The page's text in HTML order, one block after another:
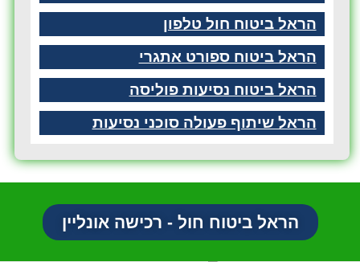
הראל ביטוח חול טלפון
הראל ביטוח ספורט אתגרי
הראל ביטוח נסיעות פוליסה
הראל שיתוף פעולה סוכני נסיעות
הראל ביטוח חול - רכישה אונליין